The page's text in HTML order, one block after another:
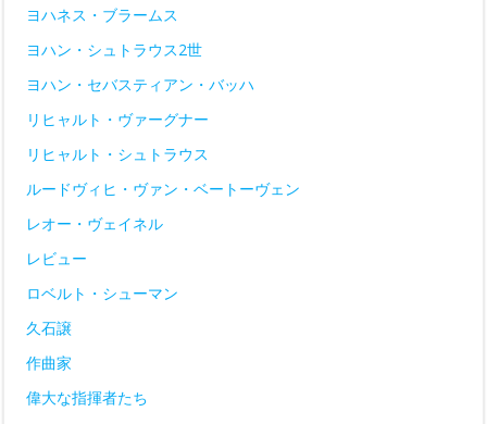
ヨハネス・ブラームス
ヨハン・シュトラウス2世
ヨハン・セバスティアン・バッハ
リヒャルト・ヴァーグナー
リヒャルト・シュトラウス
ルードヴィヒ・ヴァン・ベートーヴェン
レオー・ヴェイネル
レビュー
ロベルト・シューマン
久石譲
作曲家
偉大な指揮者たち